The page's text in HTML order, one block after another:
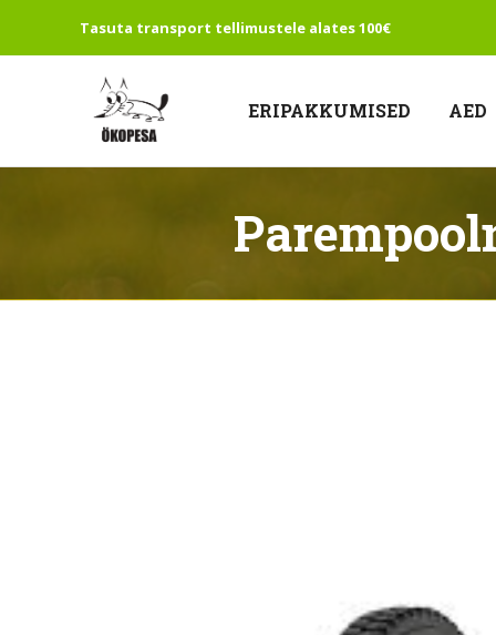
Tasuta transport tellimustele alates 100€
ERIPAKKUMISED AED